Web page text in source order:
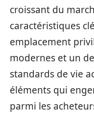
croissant du
caractéristiques
emplacement
modernes et un
standards de vie
éléments qui
parmi les